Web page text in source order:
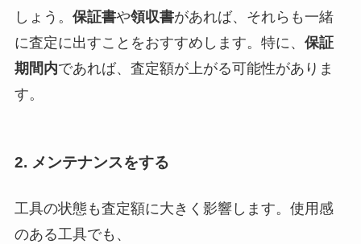
しょう。 保証書や領収書があれば、それらも一緒
に査定に出すことをおすすめします。特に、 保証
期間内であれば、査定額が上がる可能性がありま
す。
2. メンテナンスをする
工具の状態も査定額に大きく影響します。使用感
のある工具でも、